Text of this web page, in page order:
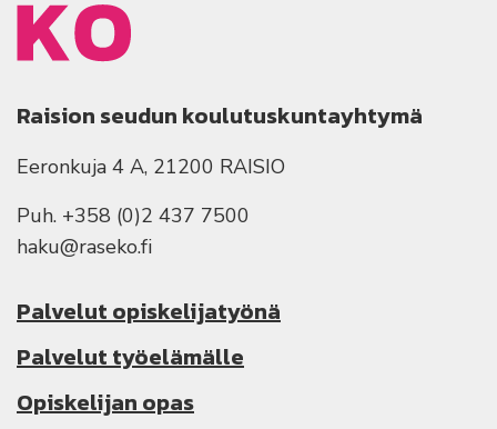
Raision seudun koulutuskuntayhtymä
Eeronkuja 4 A, 21200 RAISIO
Puh. +358 (0)2 437 7500
haku@raseko.fi
Palvelut opiskelijatyönä
Palvelut työelämälle
Opiskelijan opas